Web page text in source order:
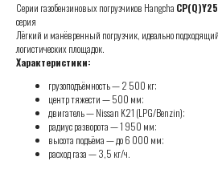
Серии газобензиновых погрузчиков Hangcha
серия
Лёгкий и манёвренный погрузчик, идеально
логистических площадок.
Характеристики:
грузоподъёмность — 2 500 кг;
центр тяжести — 500 мм;
двигатель — Nissan K21 (LPG/Benzin);
радиус разворота — 1 950 мм;
высота подъёма — до 6 000 мм;
расход газа — 3,5 кг/ч.